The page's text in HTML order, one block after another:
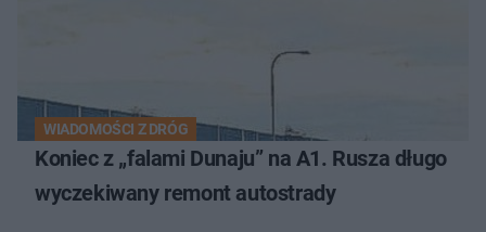
WIADOMOŚCI Z DRÓG
Koniec z „falami Dunaju” na A1. Rusza długo
wyczekiwany remont autostrady